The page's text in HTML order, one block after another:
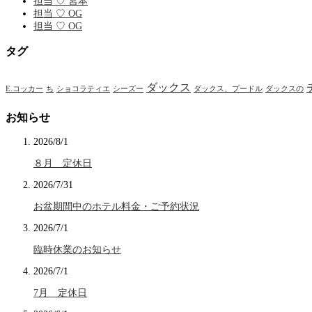
担当 ♡ OG
担当 ♡ OG
タグ
E.コッカー ち ショコラティエ シーズー ダックス ダックス、プードル ダックスの
お知らせ
2026/8/1
８月 定休日
2026/7/31
お盆期間中のホテル料金・ご予約状況
2026/7/1
臨時休業のお知らせ
2026/7/1
7月 定休日